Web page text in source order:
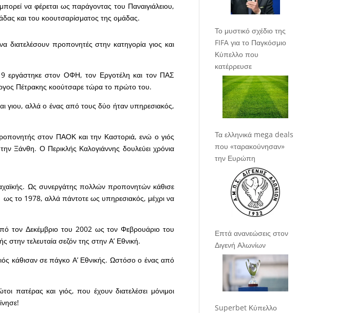
να φέρεται ως παράγοντας του Παναιγιάλειου,
και του κοουτσαρίσματος της ομάδας.
προπονητές στην κατηγορία γιος και
εργάστηκε στον ΟΦΗ, τον Εργοτέλη και τον ΠΑΣ
Πέτρακης κοούτσαρε τώρα το πρώτο του.
γιου, αλλά ο ένας από τους δύο ήταν υπηρεσιακός,
στον ΠΑΟΚ και την Καστοριά, ενώ ο γιός
Ξάνθη. Ο Περικλής Καλογιάννης δουλεύει χρόνια
Ως συνεργάτης πολλών προπονητών κάθισε
το 1978, αλλά πάντοτε ως υπηρεσιακός, μέχρι να
τον Δεκέμβριο του 2002 ως τον Φεβρουάριο του
τελευταία σεζόν της στην Α’ Εθνική.
κάθισαν σε πάγκο Α’ Εθνικής. Ωστόσο ο ένας από
πατέρας και γιός, που έχουν διατελέσει μόνιμοι
Το μυστικό σχέδιο της
FIFA για το Παγκόσμιο
Κύπελλο που
κατέρρευσε
Τα ελληνικά mega deals
που «ταρακούνησαν»
την Ευρώπη
Επτά ανανεώσεις στον
Διγενή Αλωνίων
Superbet Κύπελλο